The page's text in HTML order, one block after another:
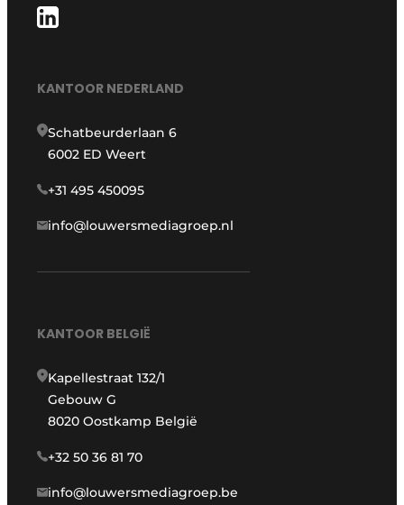
KANTOOR NEDERLAND
Schatbeurderlaan 6
6002 ED Weert
+31 495 450095
info@louwersmediagroep.nl
KANTOOR BELGIË
Kapellestraat 132/1
Gebouw G
8020 Oostkamp België
+32 50 36 81 70
info@louwersmediagroep.be